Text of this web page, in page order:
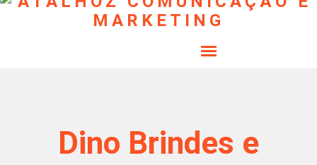
q
Dino Brindes e